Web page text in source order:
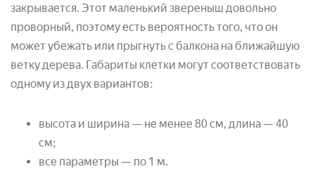
закрывается. Этот маленький звереныш довольно
проворный, поэтому есть вероятность того, что он
может убежать или прыгнуть с балкона на ближайшую
ветку дерева. Габариты клетки могут соответствовать
одному из двух вариантов:
высота и ширина — не менее 80 см, длина — 40
см;
все параметры — по 1 м.